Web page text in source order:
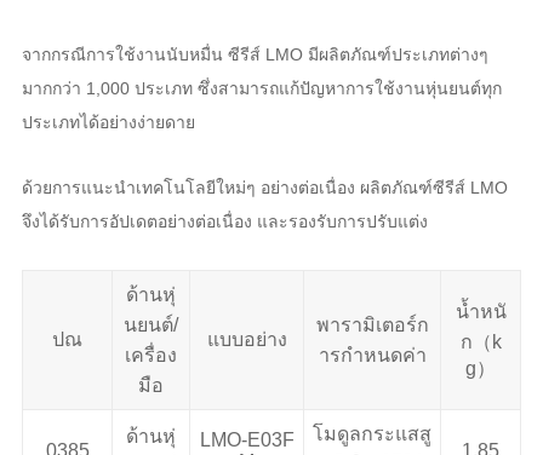
จากกรณีการใช้งานนับหมื่น ซีรีส์ LMO มีผลิตภัณฑ์ประเภทต่างๆ
มากกว่า 1,000 ประเภท ซึ่งสามารถแก้ปัญหาการใช้งานหุ่นยนต์ทุก
ประเภทได้อย่างง่ายดาย
ด้วยการแนะนำเทคโนโลยีใหม่ๆ อย่างต่อเนื่อง ผลิตภัณฑ์ซีรีส์ LMO
จึงได้รับการอัปเดตอย่างต่อเนื่อง และรองรับการปรับแต่ง
ปณ
ด้านหุ่
นยนต์/
เครื่อง
มือ
แบบอย่าง
พารามิเตอร์ก
ารกำหนดค่า
น้ำหนั
ก（k
g）
0385
ด้านหุ่
LMO-E03F
โมดูลกระแสสู
1.85